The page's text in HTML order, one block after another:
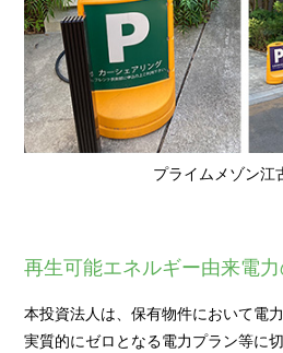
プライムメゾン江
再生可能エネルギー由来電力
本投資法人は、保有物件において電
実質的にゼロとなる電力プラン等に